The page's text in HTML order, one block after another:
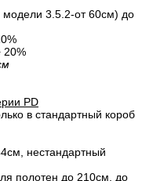
3.5.2-от 60см) до
20%
PD
в стандартный короб
нестандартный
полотен до 210см, до